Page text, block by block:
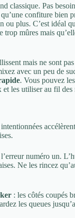
classique. Pas
confiture bien
ou plus. C’est idéal
trop mûres mais
mais ne sont
avec un peu de
. Vous pouvez
et les utiliser au fil des
l’erreur numéro un.
Ne les rincez
: les côtés coupés
les queues